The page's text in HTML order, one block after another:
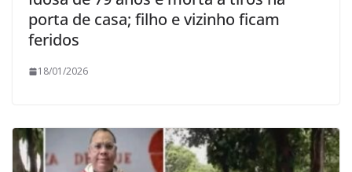
porta de casa; filho e vizinho ficam
feridos
18/01/2026